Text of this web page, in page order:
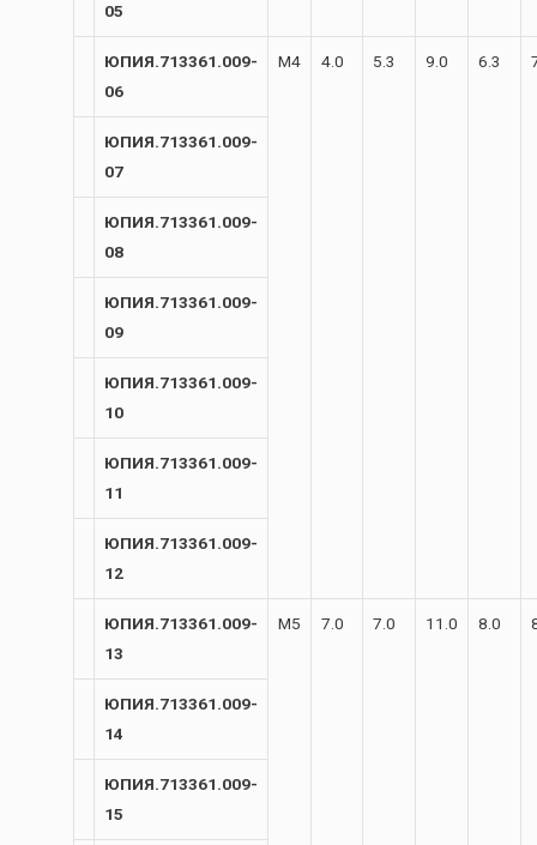
05
ЮПИЯ.713361.009-
06
М4 4.0 5.3 9.0 6.3
ЮПИЯ.713361.009-
07
ЮПИЯ.713361.009-
08
ЮПИЯ.713361.009-
09
ЮПИЯ.713361.009-
10
ЮПИЯ.713361.009-
11
ЮПИЯ.713361.009-
12
ЮПИЯ.713361.009-
13
М5 7.0 7.0 11.0 8.0
ЮПИЯ.713361.009-
14
ЮПИЯ.713361.009-
15